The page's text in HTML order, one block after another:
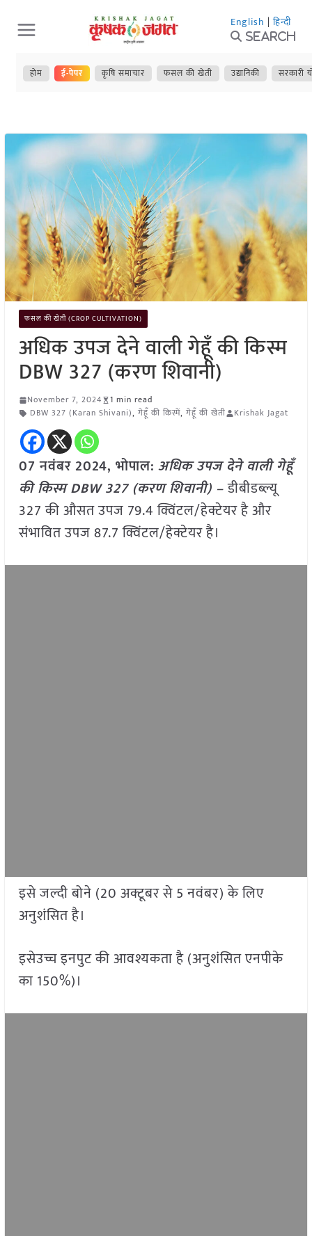
Skip
to
content
English | हिन्दी
Search
होम ई-पेपर कृषि समाचार फसल की खेती उद्यानिकी सरकारी
फसल की खेती (CROP CULTIVATION)
अधिक उपज देने वाली गेहूँ की किस्म
DBW 327 (करण शिवानी)
November 7, 2024
1 min read
DBW 327 (Karan Shivani), गेहूँ की किस्में, गेहूँ की खेती Krishak Jagat
07 नवंबर 2024, भोपाल: अधिक उपज देने वाली गेहूँ
की किस्म DBW 327 (करण शिवानी) –डीबीडब्ल्यू
327 की औसत उपज 79.4 क्विंटल/हेक्टेयर है और
संभावित उपज 87.7 क्विंटल/हेक्टेयर है।
इसे जल्दी बोने (20 अक्टूबर से 5 नवंबर) के लिए
अनुशंसित है।
इसेउच्च इनपुट की आवश्यकता है (अनुशंसित एनपीके
का 150%)।